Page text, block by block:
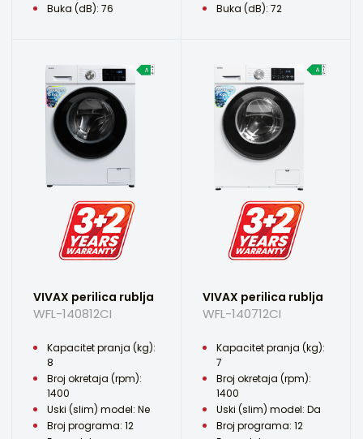
Buka (dB): 76
Buka (dB): 72
VIVAX perilica rublja
WFL-140812CI
Kapacitet pranja (kg):
8
Broj okretaja (rpm):
1400
Uski (slim) model: Ne
Broj programa: 12
VIVAX perilica rublja
WFL-140712CI
Kapacitet pranja (kg):
7
Broj okretaja (rpm):
1400
Uski (slim) model: Da
Broj programa: 12